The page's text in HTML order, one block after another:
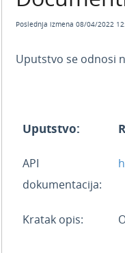
Poslednja izmena 08/04/2022
Uputstvo se odnosi
Uputstvo:
API
dokumentacija:
Kratak opis: